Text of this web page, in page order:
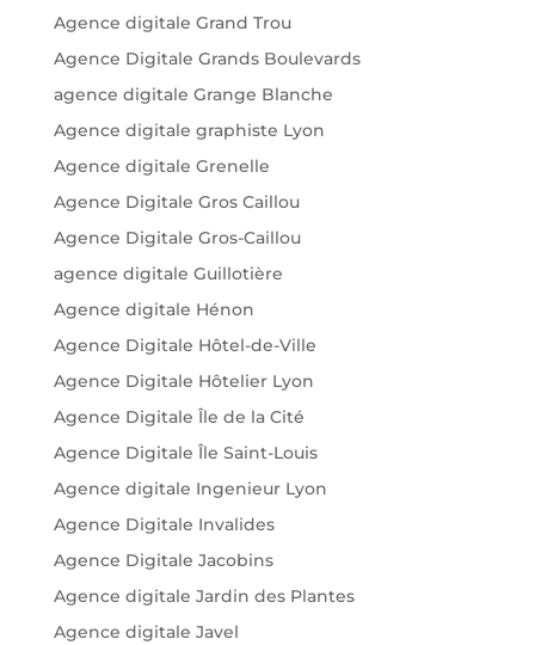
Agence digitale Grand Trou
Agence Digitale Grands Boulevards
agence digitale Grange Blanche
Agence digitale graphiste Lyon
Agence digitale Grenelle
Agence Digitale Gros Caillou
Agence Digitale Gros-Caillou
agence digitale Guillotière
Agence digitale Hénon
Agence Digitale Hôtel-de-Ville
Agence Digitale Hôtelier Lyon
Agence Digitale Île de la Cité
Agence Digitale Île Saint-Louis
Agence digitale Ingenieur Lyon
Agence Digitale Invalides
Agence Digitale Jacobins
Agence digitale Jardin des Plantes
Agence digitale Javel